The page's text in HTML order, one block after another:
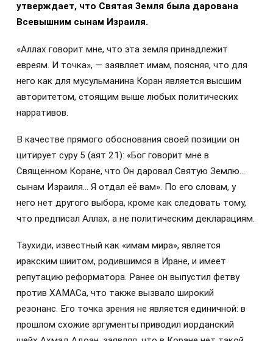
утверждает, что Святая Земля была дарована
Всевышним сынам Израиля.
«Аллах говорит мне, что эта земля принадлежит
евреям. И точка», — заявляет имам, поясняя, что для
него как для мусульманина Коран является высшим
авторитетом, стоящим выше любых политических
нарративов.
В качестве прямого обоснования своей позиции он
цитирует суру 5 (аят 21): «Бог говорит мне в
Священном Коране, что Он даровал Святую Землю…
сынам Израиля… Я отдал её вам». По его словам, у
него нет другого выбора, кроме как следовать тому,
что предписал Аллах, а не политическим декларациям.
Таухиди, известный как «имам мира», является
иракским шиитом, родившимся в Иране, и имеет
репутацию реформатора. Ранее он выпустил фетву
против ХАМАСа, что также вызвало широкий
резонанс. Его точка зрения не является единичной: в
прошлом схожие аргументы приводил иорданский